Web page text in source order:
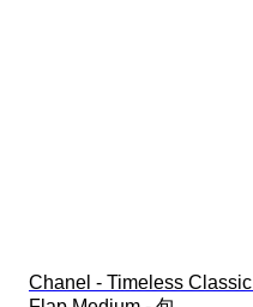
Chanel - Timeless Classic